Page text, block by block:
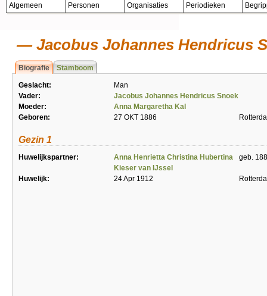
Algemeen Personen Organisaties Periodieken
Jacobus Johannes Hendricus
Biografie Stamboom
Geslacht:
Man
Vader:
Jacobus Johannes Hendricus Snoek
Moeder:
Anna Margaretha Kal
Geboren:
27 OKT 1886
Gezin 1
Huwelijkspartner:
Anna Henrietta Christina Hubertina
Kieser van IJssel
geb.
Huwelijk: 24 Apr 1912